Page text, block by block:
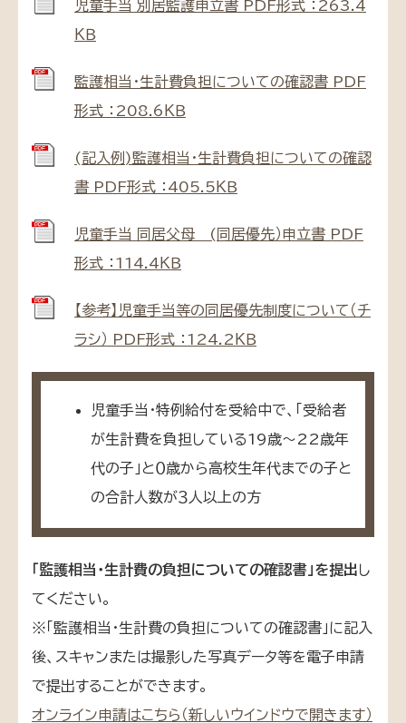
児童手当 別居監護申立書 PDF形式 ：263.4
ＫＢ
監護相当・生計費負担についての確認書 PDF
形式 ：208.6ＫＢ
(記入例)監護相当・生計費負担についての確認
書 PDF形式 ：405.5ＫＢ
児童手当 同居父母 (同居優先）申立書 PDF
形式 ：114.4ＫＢ
【参考】児童手当等の同居優先制度について（チ
ラシ） PDF形式 ：124.2ＫＢ
児童手当・特例給付を受給中で、「受給者
が生計費を負担している19歳～22歳年
代の子」と０歳から高校生年代までの子と
の合計人数が３人以上の方
「監護相当・生計費の負担についての確認書」を提出し
てください。
※「監護相当・生計費の負担についての確認書」に記入
後、スキャンまたは撮影した写真データ等を電子申請
で提出することができます。
オンライン申請はこちら（新しいウインドウで開きます）